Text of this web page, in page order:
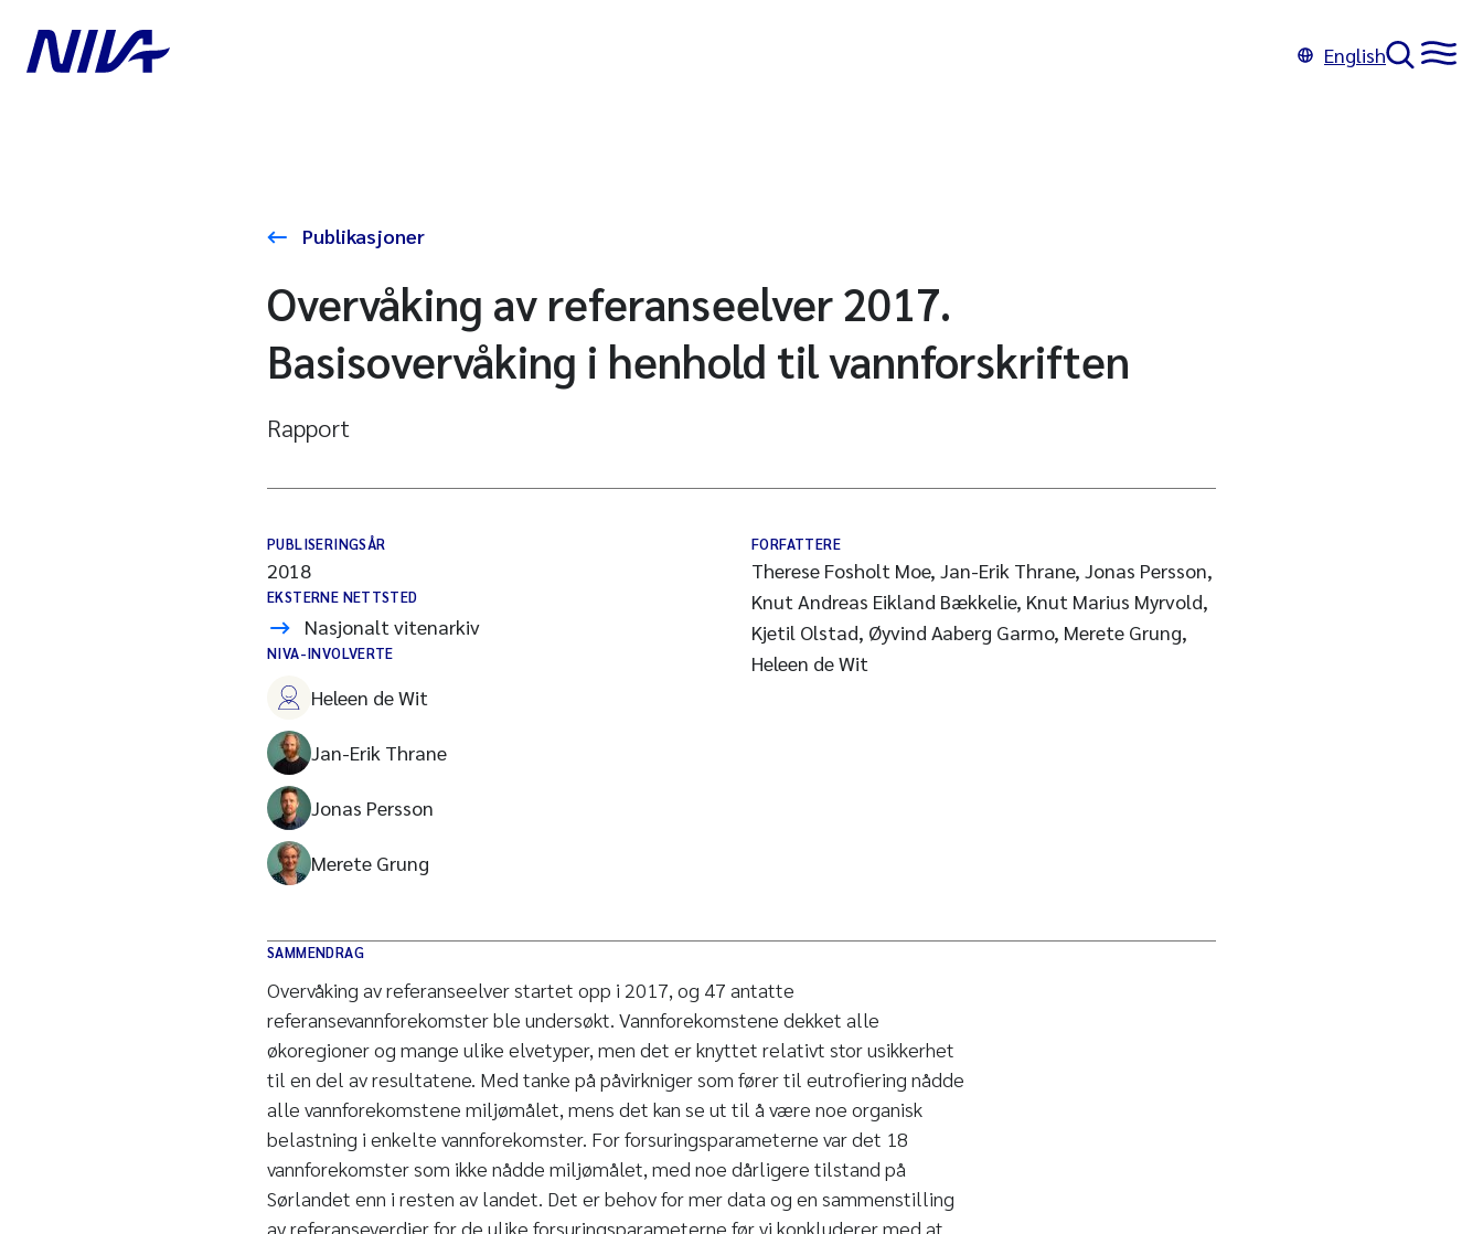
English
Publikasjoner
Overvåking av referanseelver 2017.
Basisovervåking i henhold til vannforskriften
Rapport
PUBLISERINGSÅR
2018
EKSTERNE NETTSTED
Nasjonalt vitenarkiv
NIVA-INVOLVERTE
Heleen de Wit
Jan-Erik Thrane
Jonas Persson
Merete Grung
FORFATTERE
Therese Fosholt Moe, Jan-Erik Thrane, Jonas Persson,
Knut Andreas Eikland Bækkelie, Knut Marius Myrvold,
Kjetil Olstad, Øyvind Aaberg Garmo, Merete Grung,
Heleen de Wit
SAMMENDRAG
Overvåking av referanseelver startet opp i 2017, og 47 antatte
referansevannforekomster ble undersøkt. Vannforekomstene dekket alle
økoregioner og mange ulike elvetyper, men det er knyttet relativt stor usikkerhet
til en del av resultatene. Med tanke på påvirkniger som fører til eutrofiering nådde
alle vannforekomstene miljømålet, mens det kan se ut til å være noe organisk
belastning i enkelte vannforekomster. For forsuringsparameterne var det 18
vannforekomster som ikke nådde miljømålet, med noe dårligere tilstand på
Sørlandet enn i resten av landet. Det er behov for mer data og en sammenstilling
av referanseverdier for de ulike forsuringsparameterne før vi konkluderer med at